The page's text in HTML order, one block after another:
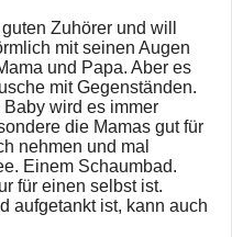
Zuhörer und will
mit seinen Augen
und Papa. Aber es
mit Gegenständen.
wird es immer
die Mamas gut für
nehmen und mal
Einem Schaumbad.
für einen selbst ist.
aufgetankt ist, kann auch